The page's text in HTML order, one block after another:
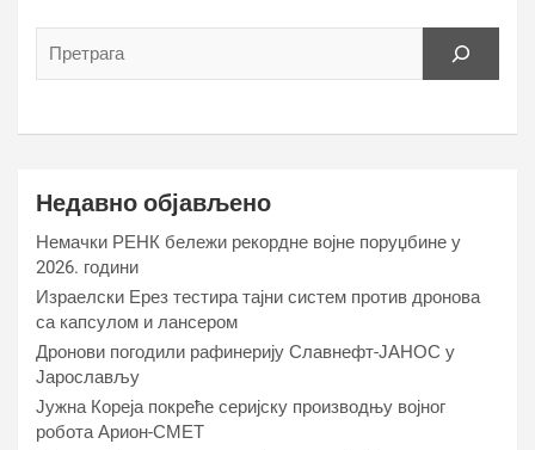
Недавно објављено
Немачки РЕНК бележи рекордне војне поруџбине у
2026. години
Израелски Ерез тестира тајни систем против дронова
са капсулом и лансером
Дронови погодили рафинерију Славнефт-ЈАНОС у
Јарослављу
Јужна Кореја покреће серијску производњу војног
робота Арион-СМЕТ